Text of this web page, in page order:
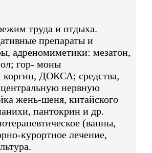
труда и отдыха.
препараты и
адреномиметики: мезатон,
гор- моны
коргин, ДОКСА; средства,
нервную
жень-шеня, китайского
пантокрин и др.
(ванны,
курортное лечение,